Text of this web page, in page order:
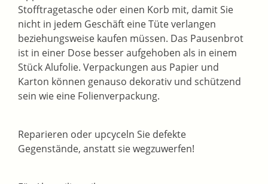
Stofftragetasche oder einen Korb mit, damit Sie
nicht in jedem Geschäft eine Tüte verlangen
beziehungsweise kaufen müssen. Das Pausenbrot
ist in einer Dose besser aufgehoben als in einem
Stück Alufolie. Verpackungen aus Papier und
Karton können genauso dekorativ und schützend
sein wie eine Folienverpackung.
Reparieren oder upcyceln Sie defekte
Gegenstände, anstatt sie wegzuwerfen!